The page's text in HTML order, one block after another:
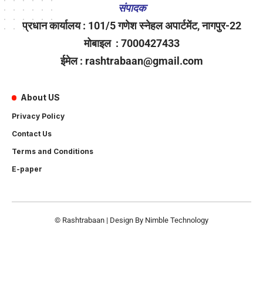
संपादक
प्रधान कार्यालय : 101/5 गणेश स्नेहल अपार्टमेंट, नागपुर-22
मोबाइल : 7000427433
ईमेल : rashtrabaan@gmail.com
About US
Privacy Policy
Contact Us
Terms and Conditions
E-paper
© Rashtrabaan | Design By Nimble Technology